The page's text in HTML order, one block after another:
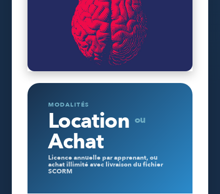
MODALITÉS
Location ou
Achat
Licence annuelle par apprenant, ou
achat illimité avec livraison du fichier
SCORM